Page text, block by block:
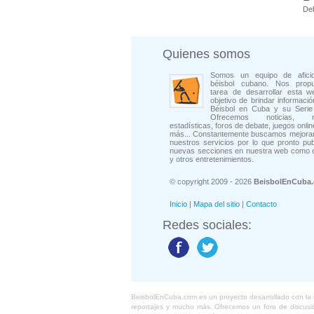
Quienes somos
Somos un equipo de
béisbol cubano. Nos
tarea de desarrollar esta
objetivo de brindar
Béisbol en Cuba y su Serie
Ofrecemos noticias,
estadísticas, foros de debate, juegos
más... Constantemente buscamos
nuestros servicios por lo que pronto
nuevas secciones en nuestra web como
y otros entretenimientos.
© copyright 2009 - 2026
Inicio | Mapa del sitio | Contacto
Redes sociales:
BeisbolEnCuba.com es un proyecto desarrollado con
reportajes y mucho más. Ofrecemos un foro de